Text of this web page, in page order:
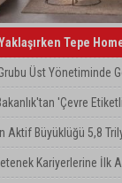
Tepe
DönemiÜst Yönetiminde
'Çevre
Aktif Büyüklüğü 5,8
Kariyerlerine İlk